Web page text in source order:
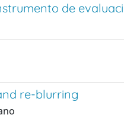
de
re-blurring